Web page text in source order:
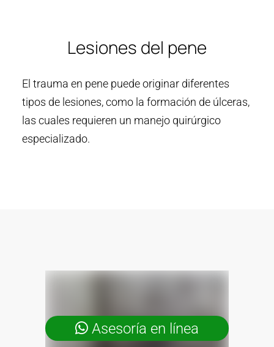
Lesiones del pene
El trauma en pene puede originar diferentes
tipos de lesiones, como la formación de úlceras,
las cuales requieren un manejo quirúrgico
especializado.
Asesoría en línea